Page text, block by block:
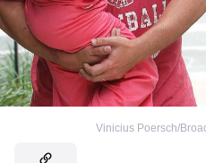
Vinicius Poersch/